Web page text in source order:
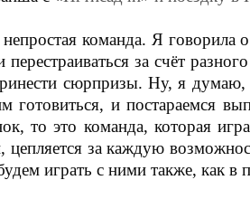
команда. Я говорила
за счёт
сюрпризы. Ну, я
и постараемся
то это команда, которая
за каждую
играть с ними также, как в